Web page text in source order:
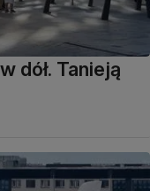
dół. Tanieją